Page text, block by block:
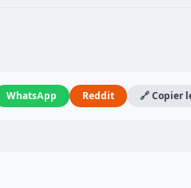
WhatsApp Reddit 🔗 Copier